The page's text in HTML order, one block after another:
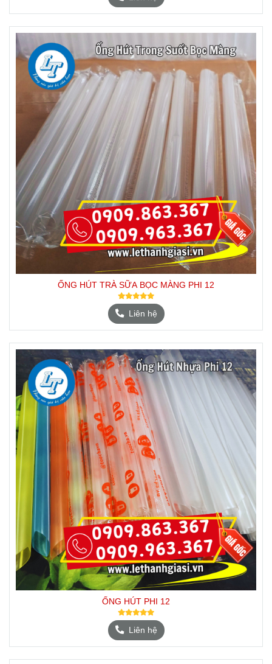
ỐNG HÚT TRÀ SỮA BỌC MÀNG PHI 12
Liên hệ
ỐNG HÚT PHI 12
Liên hệ